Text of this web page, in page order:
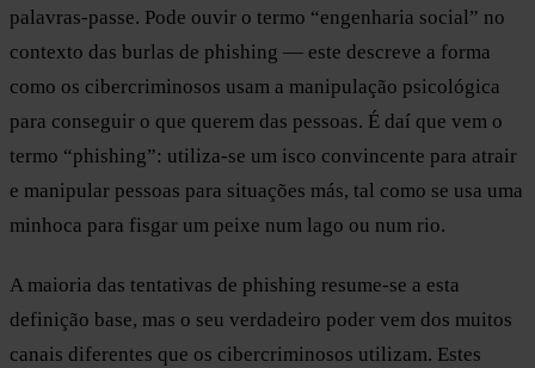
palavras-passe. Pode ouvir o termo “engenharia social” no
contexto das burlas de phishing — este descreve a forma
como os cibercriminosos usam a manipulação psicológica
para conseguir o que querem das pessoas. É daí que vem o
termo “phishing”: utiliza-se um isco convincente para atrair
e manipular pessoas para situações más, tal como se usa uma
minhoca para fisgar um peixe num lago ou num rio.
A maioria das tentativas de phishing resume-se a esta
definição base, mas o seu verdadeiro poder vem dos muitos
canais diferentes que os cibercriminosos utilizam. Estes